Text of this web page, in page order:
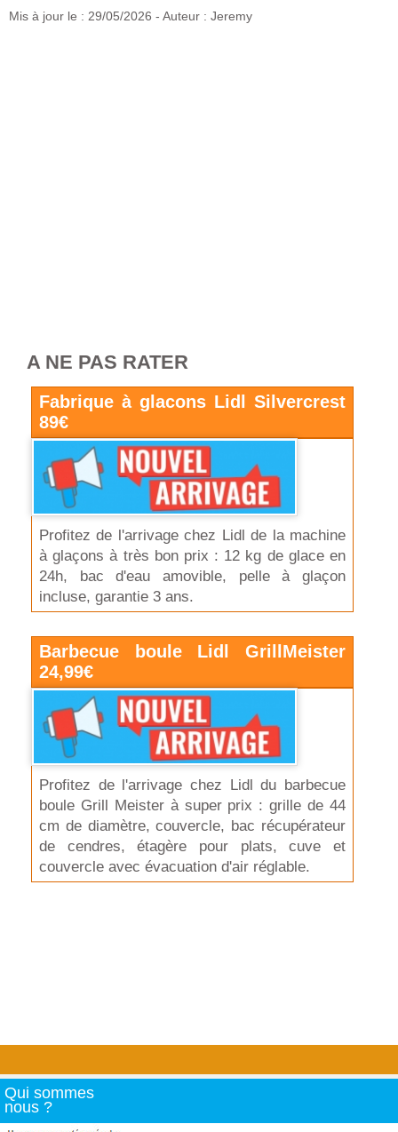
Mis à jour le : 29/05/2026 - Auteur : Jeremy
A NE PAS RATER
Fabrique à glacons Lidl Silvercrest
89€
Profitez de l'arrivage chez Lidl de la machine
à glaçons à très bon prix : 12 kg de glace en
24h, bac d'eau amovible, pelle à glaçon
incluse, garantie 3 ans.
Barbecue boule Lidl GrillMeister
24,99€
Profitez de l'arrivage chez Lidl du barbecue
boule Grill Meister à super prix : grille de 44
cm de diamètre, couvercle, bac récupérateur
de cendres, étagère pour plats, cuve et
couvercle avec évacuation d'air réglable.
Qui sommes
nous ?